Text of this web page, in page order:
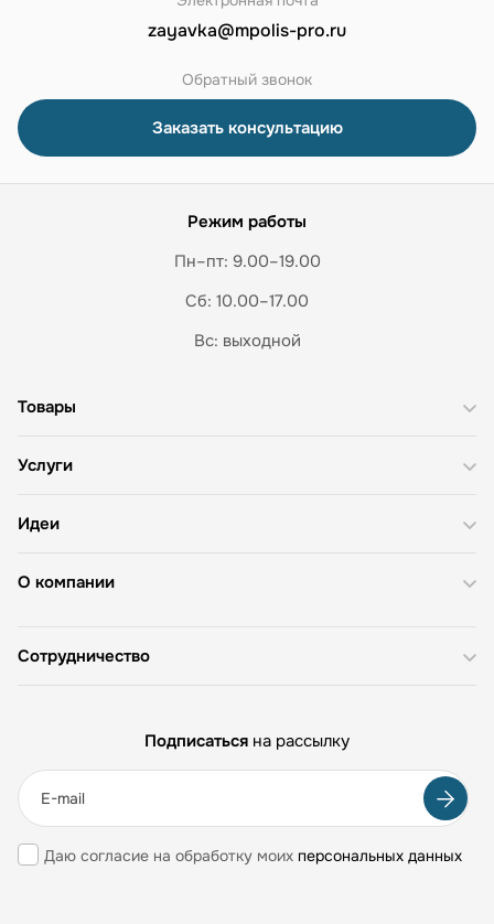
zayavka@mpolis-pro.ru
Обратный звонок
Заказать консультацию
Режим работы
Пн–пт: 9.00–19.00
Сб: 10.00–17.00
Вс: выходной
О компании
Товары
Услуги
Идеи
Сотрудничество
Подписаться на рассылку
Даю согласие на обработку моих персональных данных